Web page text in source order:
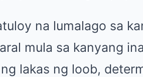
na lumalago sa
mula sa kanyang
lakas ng loob,